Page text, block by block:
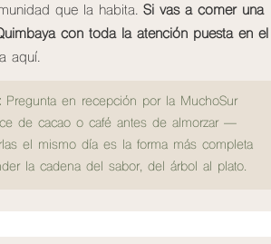
que la habita. Si vas a comer una
con toda la atención puesta en el
aquí.
Pregunta en recepción por la MuchoSur
de cacao o café antes de almorzar —
el mismo día es la forma más completa
la cadena del sabor, del árbol al plato.